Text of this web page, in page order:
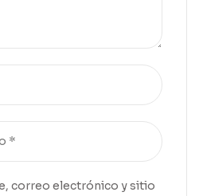
correo electrónico y sitio